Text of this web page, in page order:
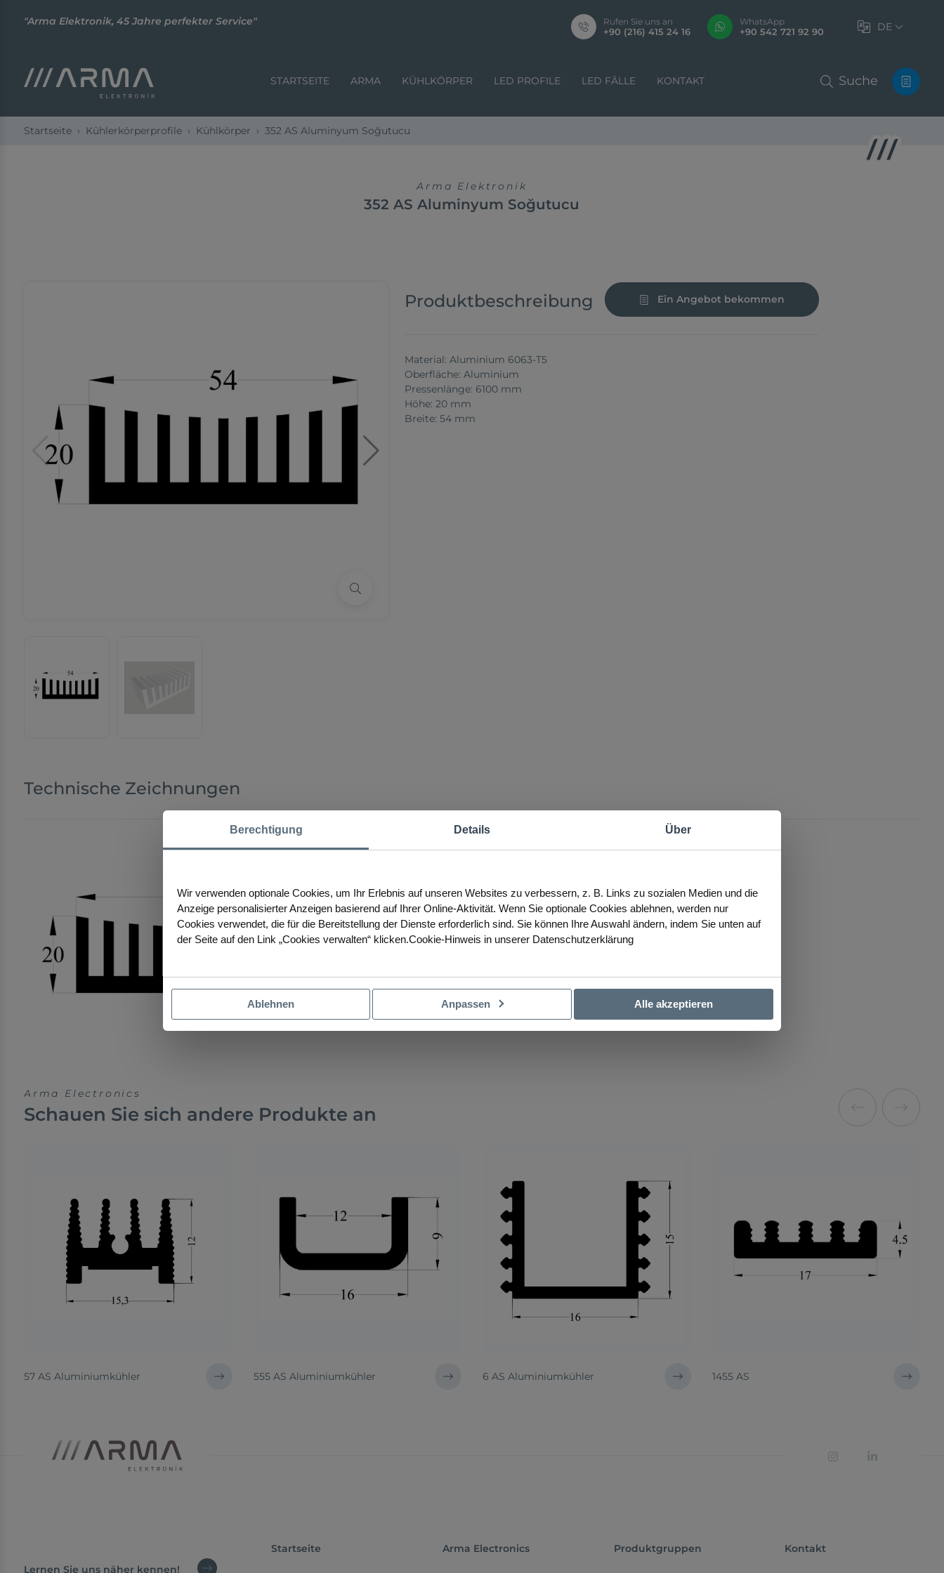
"Arma Elektronik, 45 Jahre perfekter Service" Rufen Sie uns an
+90 (216) 415 24 16
WhatsApp
+90 542 721 92 90 DE
STARTSEITE ARMA KÜHLKÖRPER LED PROFILE LED FÄLLE KONTAKT Suche
Startseite Kühlerkörperprofile Kühlkörper 352 AS Aluminyum Soğutucu
Arma Elektronik
352 AS Aluminyum Soğutucu
Produktbeschreibung Ein Angebot bekommen
Material: Aluminium 6063-T5
Oberfläche: Aluminium
Pressenlänge: 6100 mm
Höhe: 20 mm
Breite: 54 mm
Technische Zeichnungen
Arma Electronics
Schauen Sie sich andere Produkte an
57 AS Aluminiumkühler 555 AS Aluminiumkühler 6 AS Aluminiumkühler 1455 AS
Lernen Sie uns näher kennen!
Startseite Arma Electronics Produktgruppen Kontakt
Berechtigung Details Über
Wir verwenden optionale Cookies, um Ihr Erlebnis auf unseren Websites zu verbessern, z. B. Links zu sozialen Medien und die
Anzeige personalisierter Anzeigen basierend auf Ihrer Online-Aktivität. Wenn Sie optionale Cookies ablehnen, werden nur
Cookies verwendet, die für die Bereitstellung der Dienste erforderlich sind. Sie können Ihre Auswahl ändern, indem Sie unten auf
der Seite auf den Link „Cookies verwalten“ klicken.Cookie-Hinweis in unserer Datenschutzerklärung
Ablehnen Anpassen Alle akzeptieren